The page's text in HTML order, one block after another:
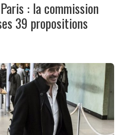
: la commission
39 propositions